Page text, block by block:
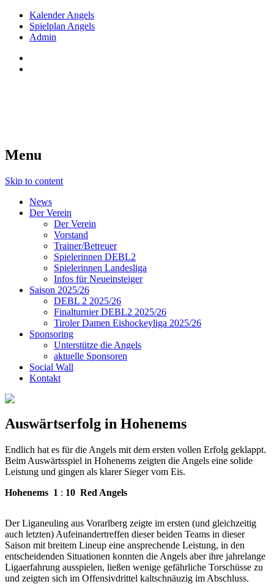
Kalender Angels
Spielplan Angels
Admin
Menu
Skip to content
News
Der Verein
Der Verein
Vorstand
Trainer/Betreuer
Spielerinnen DEBL2
Spielerinnen Landesliga
Infos für Neueinsteiger
Saison 2025/26
DEBL 2 2025/26
Finalturnier DEBL2 2025/26
Tiroler Damen Eishockeyliga 2025/26
Sponsoring
Unterstütze die Angels
aktuelle Sponsoren
Social Wall
Kontakt
Auswärtserfolg in Hohenems
Endlich hat es für die Angels mit dem ersten vollen Erfolg geklappt.
Beim Auswärtsspiel in Hohenems zeigten die Angels eine solide
Leistung und gingen als klarer Sieger vom Eis.
Hohenems 1 : 10 Red Angels
Der Liganeuling aus Vorarlberg zeigte im ersten (und gleichzeitig
auch letzten) Aufeinandertreffen dieser beiden Teams in dieser
Saison mit breitem Lineup eine ansprechende Leistung, in den
entscheidenden Situationen konnten die Angels aber ihre jahrelange
Ligaerfahrung ausspielen, ließen wenige gefährliche Torschüsse zu
und zeigten sich im Offensivdrittel kaltschnäuzig im Abschluss.